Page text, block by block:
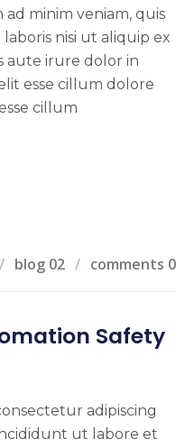
minim veniam, quis
nisi ut aliquip ex
aute irure dolor in
esse cillum dolore
cillum
blog 02 comments 0
Safety
adipiscing
ut labore et